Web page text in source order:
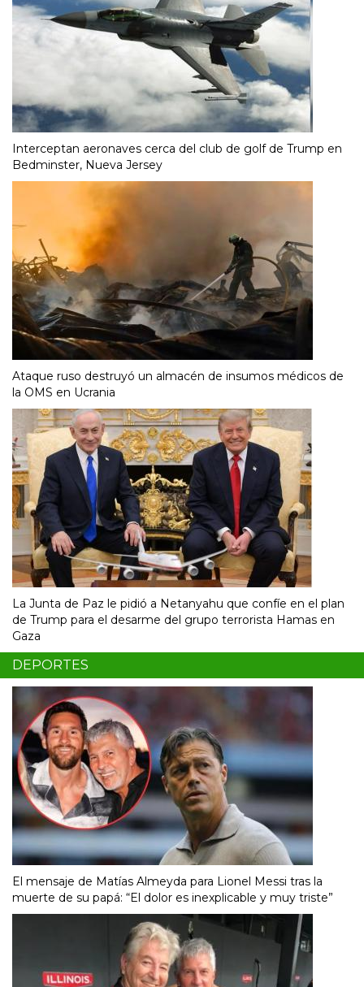
Interceptan aeronaves cerca del club de golf de Trump en
Bedminster, Nueva Jersey
Ataque ruso destruyó un almacén de insumos médicos de
la OMS en Ucrania
La Junta de Paz le pidió a Netanyahu que confíe en el plan
de Trump para el desarme del grupo terrorista Hamas en
Gaza
DEPORTES
El mensaje de Matías Almeyda para Lionel Messi tras la
muerte de su papá: “El dolor es inexplicable y muy triste”